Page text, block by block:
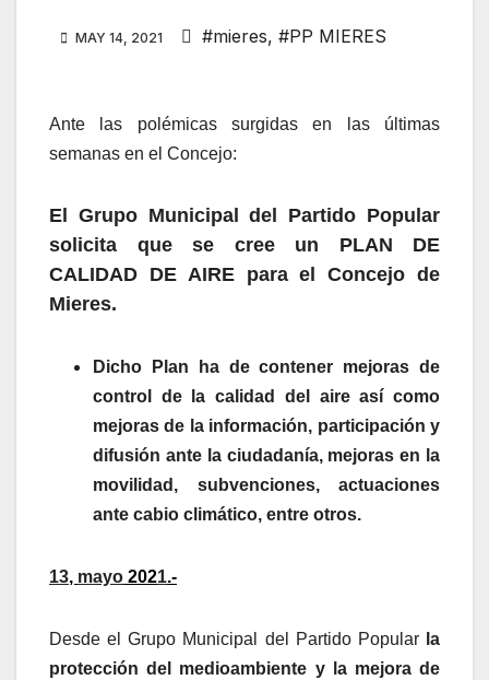
MAY 14, 2021 #mieres, #PP MIERES
Ante las polémicas surgidas en las últimas
semanas en el Concejo:
El Grupo Municipal del Partido Popular
solicita que se cree un PLAN DE
CALIDAD DE AIRE para el Concejo de
Mieres.
Dicho Plan ha de contener mejoras de
control de la calidad del aire así como
mejoras de la información, participación y
difusión ante la ciudadanía, mejoras en la
movilidad, subvenciones, actuaciones
ante cabio climático, entre otros.
13, mayo 2021.-
Desde el Grupo Municipal del Partido Popular la
protección del medioambiente y la mejora de